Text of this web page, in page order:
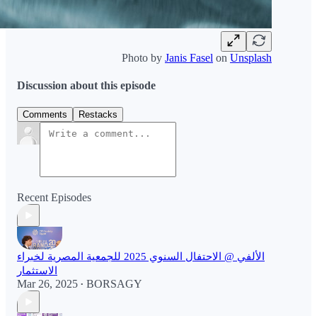
Photo by Janis Fasel on Unsplash
Discussion about this episode
Comments Restacks
Recent Episodes
الألفي @ الاحتفال السنوي 2025 للجمعية المصرية لخبراء
الاستثمار
Mar 26, 2025 • BORSAGY